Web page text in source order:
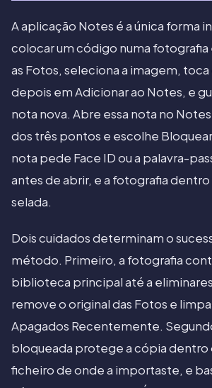
A aplicação Notes é a única forma
colocar um código numa fotografia
as Fotos, seleciona a imagem, toca
depois em Adicionar ao Notes, e
nota nova. Abre essa nota no
dos três pontos e escolhe
nota pede Face ID ou a palavra-
antes de abrir, e a fotografia
selada.
Dois cuidados determinam o
método. Primeiro, a fotografia
biblioteca principal até a
remove o original das Fotos e
Apagados Recentemente.
bloqueada protege a cópia dentro
ficheiro de onde a importaste, e